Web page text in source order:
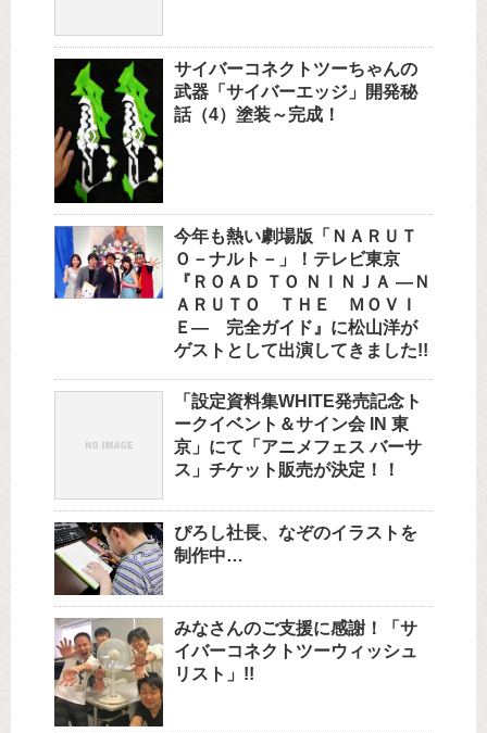
サイバーコネクトツーちゃんの
武器「サイバーエッジ」開発秘
話（4）塗装～完成！
今年も熱い劇場版「ＮＡＲＵＴ
Ｏ－ナルト－」！テレビ東京
『ＲＯＡＤ ＴＯ ＮＩＮＪＡ —Ｎ
ＡＲＵＴＯ ＴＨＥ ＭＯＶＩ
Ｅ— 完全ガイド』に松山洋が
ゲストとして出演してきました!!
「設定資料集WHITE発売記念ト
ークイベント＆サイン会 IN 東
京」にて「アニメフェス バーサ
ス」チケット販売が決定！！
ぴろし社長、なぞのイラストを
制作中…
みなさんのご支援に感謝！「サ
イバーコネクトツーウィッシュ
リスト」!!